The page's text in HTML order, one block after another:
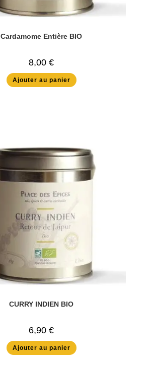
Cardamome Entière BIO
8,00 €
Ajouter au panier
CURRY INDIEN BIO
6,90 €
Ajouter au panier